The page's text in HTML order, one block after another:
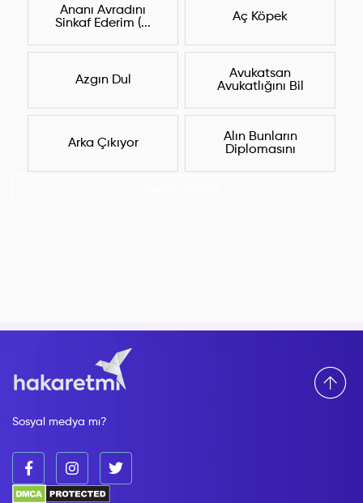
Ananı Avradını
Sinkaf Ederim (...
Aç Köpek
Azgın Dul
Avukatsan
Avukatlığını Bil
Arka Çıkıyor
Alın Bunların
Diplomasını
Sosyal medya mı?